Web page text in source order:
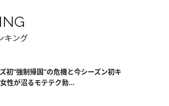
キング
初“強制帰国”の危機と今シーズン初キ
性が沼るモテテク勃...